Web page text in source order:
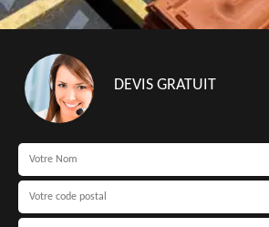
DEVIS GRATUIT